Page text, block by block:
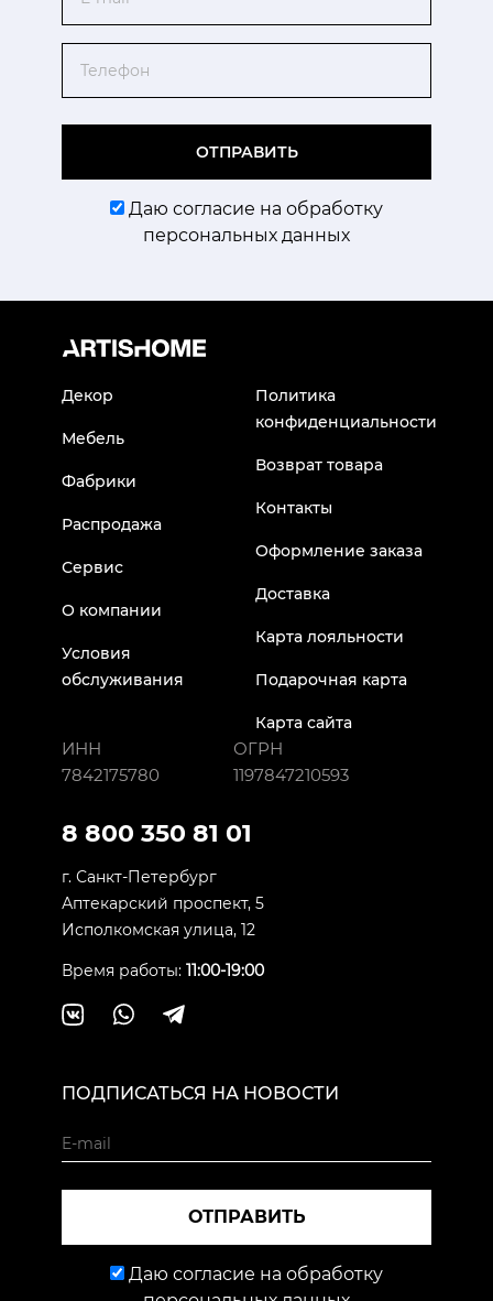
ОТПРАВИТЬ
Даю согласие на обработку
персональных данных
Декор
Мебель
Фабрики
Распродажа
Сервис
О компании
Условия
обслуживания
Политика
конфиденциальности
Возврат товара
Контакты
Оформление заказа
Доставка
Карта лояльности
Подарочная карта
Карта сайта
ИНН
7842175780
ОГРН
1197847210593
8 800 350 81 01
г. Санкт-Петербург
Аптекарский проспект, 5
Исполкомская улица, 12
Время работы: 11:00-19:00
ПОДПИСАТЬСЯ НА НОВОСТИ
ОТПРАВИТЬ
Даю согласие на обработку